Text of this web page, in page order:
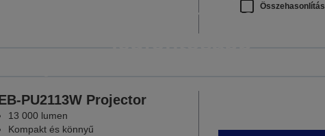
Összehasonlítás
Projektorok, melyekre a
legfontosabb
Mert minden óra számít
PU2113W Projector
13 000 lumen
Kompakt és könnyű